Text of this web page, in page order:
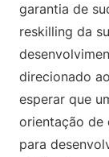
garantia de
reskilling da
direcionado
esperar que
orientação de
para